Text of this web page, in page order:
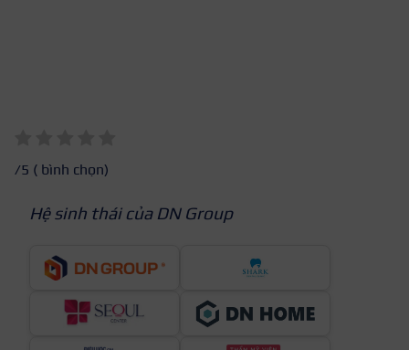
/5 ( bình chọn)
Hệ sinh thái của DN Group